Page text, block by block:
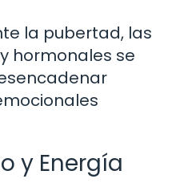
la pubertad, las
hormonales se
y Energía